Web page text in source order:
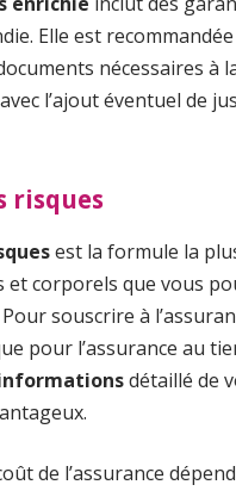
Elle est
nécessaires
l’ajout éventuel de
risques
est la formule la
et corporels que vous
souscrire à
pour l’assurance au
détaillé de
de l’assurance